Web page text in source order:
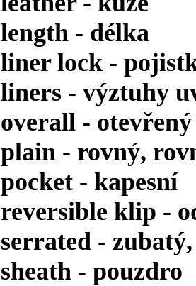
length - délka
liner lock -
liners - výztuhy
overall - otevřený
plain - rovný,
pocket - kapesní
reversible klip -
serrated -
sheath - pouzdro